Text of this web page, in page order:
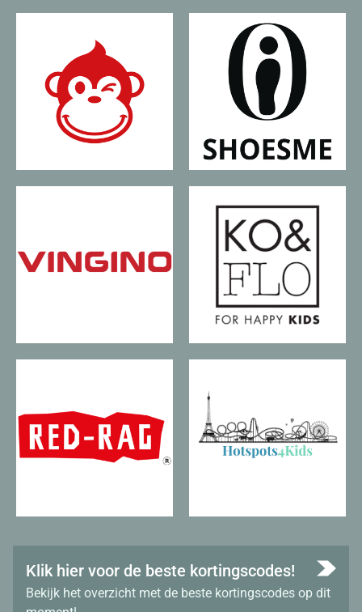
Klik hier voor de beste kortingscodes!
Bekijk het overzicht met de beste kortingscodes op dit